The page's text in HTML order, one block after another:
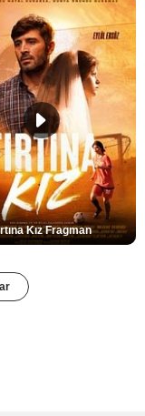
Kız Fragman